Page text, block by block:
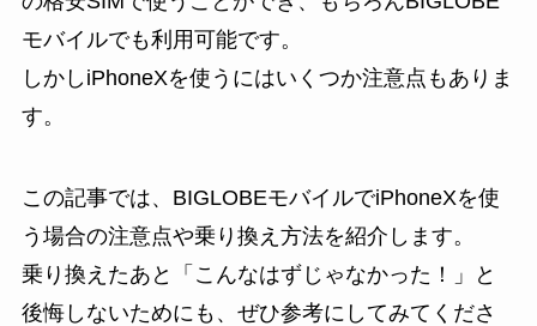
モバイルでも利用可能です。
しかし iPhoneXを使うにはいくつか注意点もありま
す。
この記事では、BIGLOBEモバイルでiPhoneXを使
う場合の注意点や乗り換え方法を紹介します。
乗り換えたあと「こんなはずじゃなかった！」と
後悔しないためにも、ぜひ参考にしてみてくださ